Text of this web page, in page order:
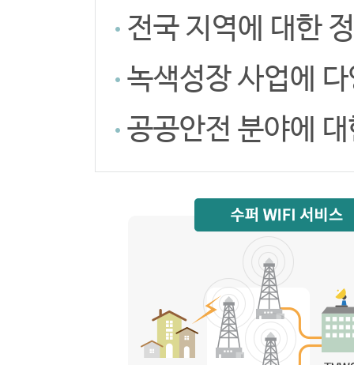
전국 지역에 대한
녹색성장 사업에
공공안전 분야에